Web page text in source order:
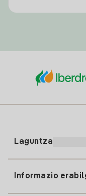
Laguntza
Informazio